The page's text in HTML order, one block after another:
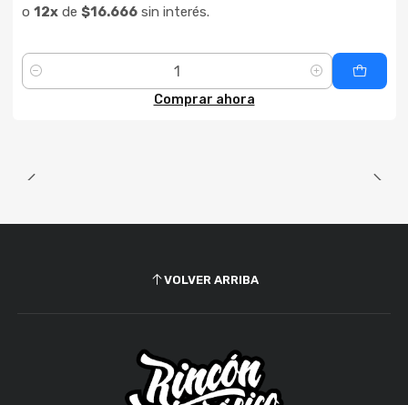
o 12xde $16.666sin interés.
Cantidad
Comprar ahora
VOLVER ARRIBA